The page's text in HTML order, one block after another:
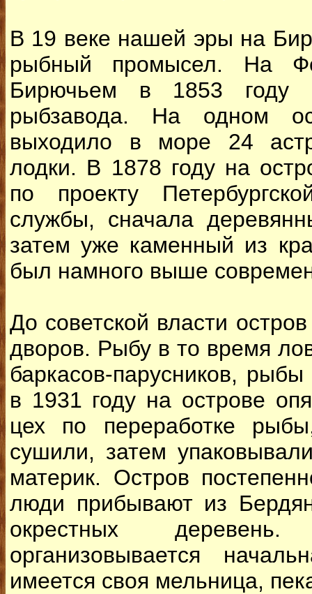
В 19 веке нашей эры на
рыбный промысел. На
Бирючьем в 1853 году
рыбзавода. На одном
выходило в море 24
лодки. В 1878 году на
по проекту
службы, сначала
затем уже каменный из
был намного выше
До советской власти
дворов. Рыбу в то время
баркасов-парусников,
в 1931 году на острове
цех по переработке
сушили, затем
материк. Остров
люди прибывают из
окрестных
организовывается
имеется своя мельница,